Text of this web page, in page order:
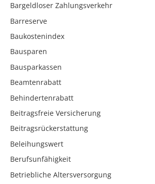
Bargeldloser Zahlungsverkehr
Barreserve
Baukostenindex
Bausparen
Bausparkassen
Beamtenrabatt
Behindertenrabatt
Beitragsfreie Versicherung
Beitragsrückerstattung
Beleihungswert
Berufsunfähigkeit
Betriebliche Altersversorgung